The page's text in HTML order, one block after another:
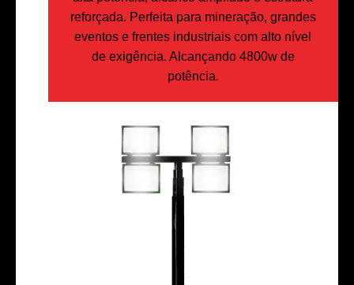
reforçada. Perfeita para mineração, grandes
eventos e frentes industriais com alto nível
de exigência. Alcançando 4800w de
potência.